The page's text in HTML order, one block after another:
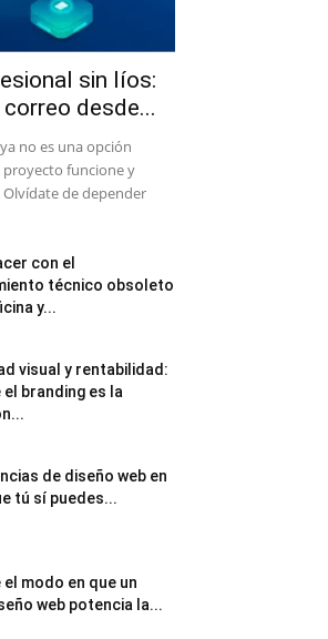
sin líos:
desde...
no es una opción
proyecto funcione y
de depender
con el
técnico obsoleto
y...
visual y rentabilidad:
el branding es la
de diseño web en
tú sí puedes...
el modo en que un
web potencia la...